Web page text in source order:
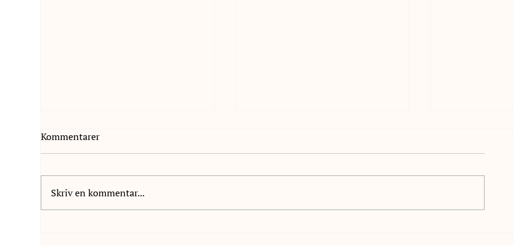
Kommentarer
Skriv en kommentar...